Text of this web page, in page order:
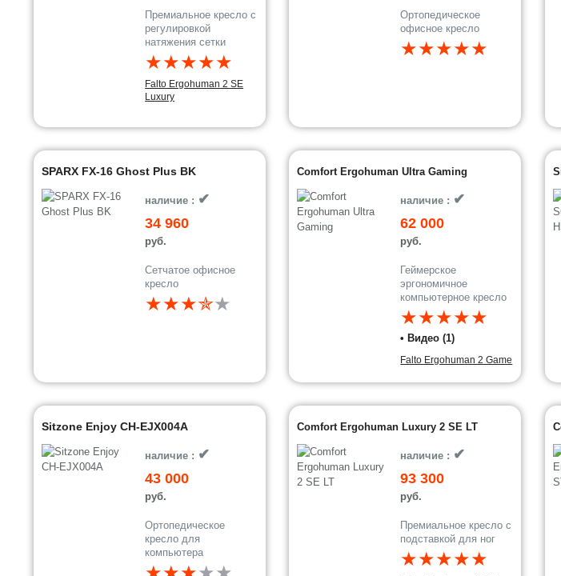
Премиальное кресло с
регулировкой
натяжения сетки
★★★★★
Falto Ergohuman 2 SE
Luxury
Ортопедическое
офисное кресло
★★★★★
SPARX FX-16 Ghost Plus BK
наличие : ✔
34 960
руб.
Сетчатое офисное
кресло
★★★✯★
Comfort Ergohuman Ultra Gaming
наличие : ✔
62 000
руб.
Геймерское
эргономичное
компьютерное кресло
★★★★★
• Видео (1)
Falto Ergohuman 2 Game
Sitzone Enjoy CH-EJX004A
наличие : ✔
43 000
руб.
Ортопедическое
кресло для
компьютера
Comfort Ergohuman Luxury 2 SE LT
наличие : ✔
93 300
руб.
Премиальное кресло с
подставкой для ног
★★★★★